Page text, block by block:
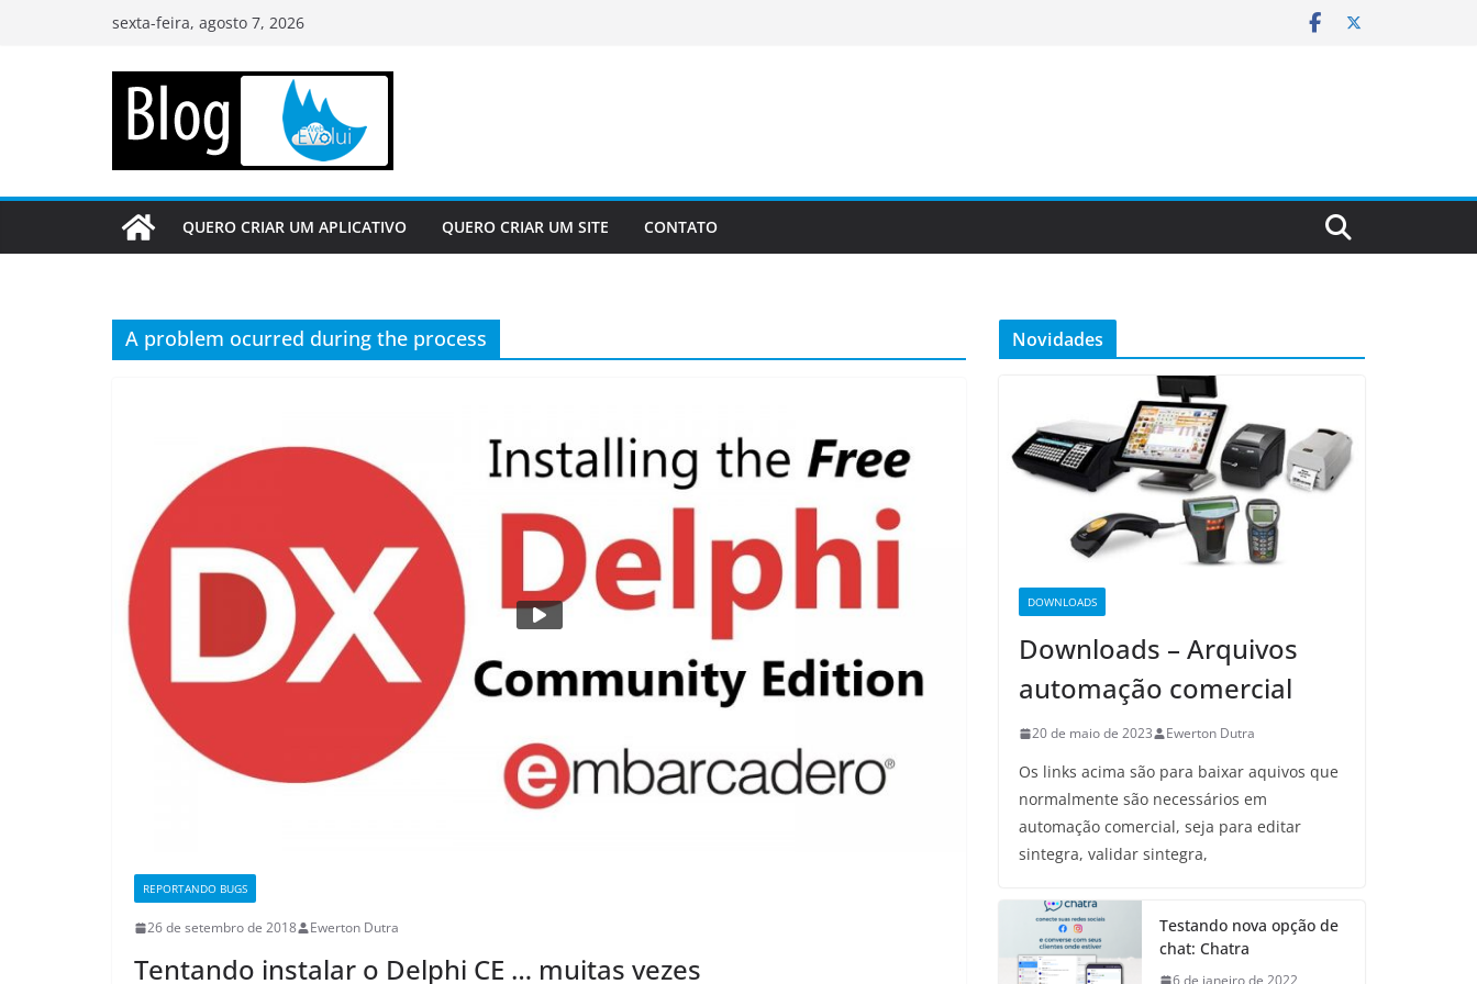
sexta-feira, agosto 7, 2026
QUERO CRIAR UM APLICATIVO QUERO CRIAR UM SITE CONTATO
A problem ocurred during the process
REPORTANDO BUGS
26 de setembro de 2018 Ewerton Dutra
Tentando instalar o Delphi CE … muitas vezes
Novidades
DOWNLOADS
Downloads – Arquivos
automação comercial
20 de maio de 2023 Ewerton Dutra
Os links acima são para baixar aquivos que
normalmente são necessários em
automação comercial, seja para editar
sintegra, validar sintegra,
Testando nova opção de
chat: Chatra
6 de janeiro de 2022